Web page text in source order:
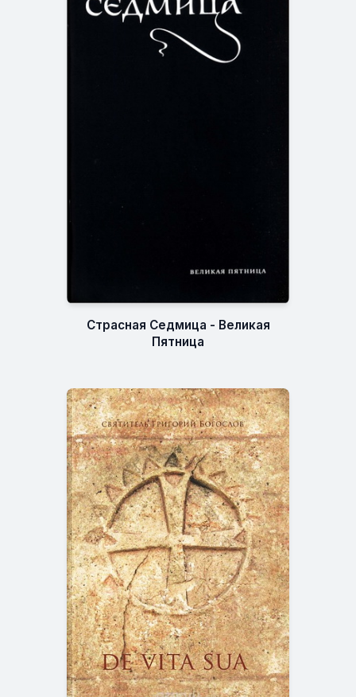
Cтрасная Седмица - Великая
Пятница